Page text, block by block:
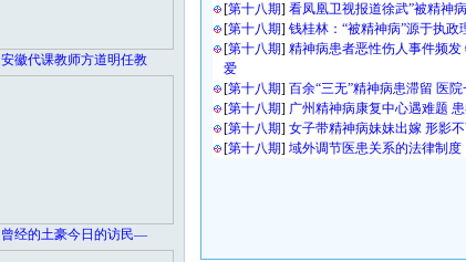
安徽代课教师方道明任教
曾经的土豪今日的访民―
[第十八期] 看凤凰卫视报道徐武”被精神
[第十八期] 钱桂林：“被精神病”源于执政
[第十八期] 精神病患者恶性伤人事件频
爱
[第十八期] 百余“三无”精神病患滞留 医
[第十八期] 广州精神病康复中心遇难题
[第十八期] 女子带精神病妹妹出嫁 形影
[第十八期] 域外调节医患关系的法律制度